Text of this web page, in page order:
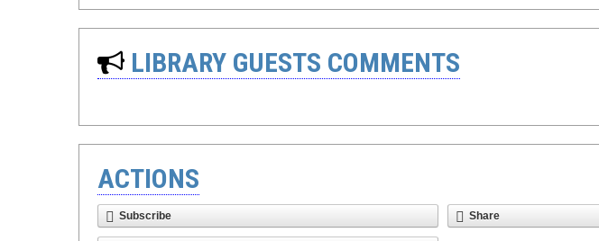
LIBRARY GUESTS COMMENTS
ACTIONS
Subscribe Share